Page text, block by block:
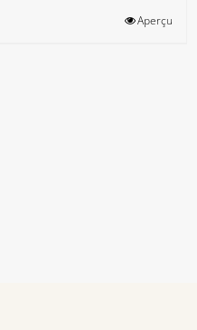
Aperçu